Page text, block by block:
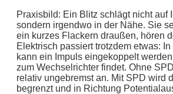
Praxisbild: Ein Blitz schlägt nicht auf
sondern irgendwo in der Nähe. Sie
ein kurzes Flackern draußen, hören
Elektrisch passiert trotzdem etwas:
kann ein Impuls eingekoppelt
zum Wechselrichter findet. Ohne
relativ ungebremst an. Mit SPD wird
begrenzt und in Richtung